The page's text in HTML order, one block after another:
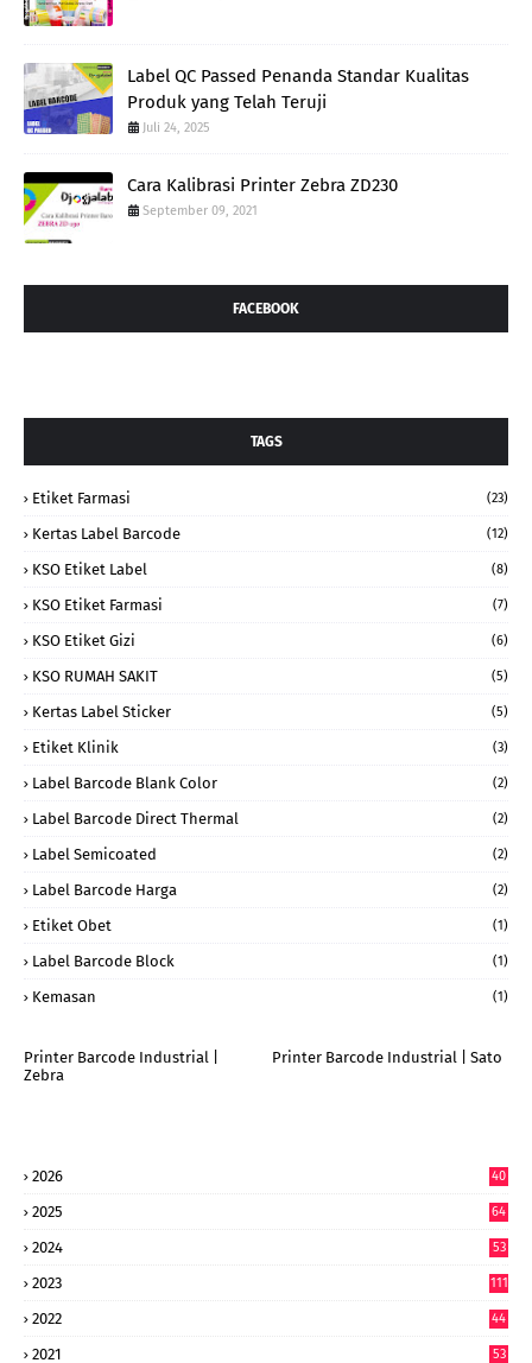
Label QC Passed Penanda Standar Kualitas
Produk yang Telah Teruji
Juli 24, 2025
Cara Kalibrasi Printer Zebra ZD230
September 09, 2021
FACEBOOK
TAGS
Etiket Farmasi (23)
Kertas Label Barcode (12)
KSO Etiket Label (8)
KSO Etiket Farmasi (7)
KSO Etiket Gizi (6)
KSO RUMAH SAKIT (5)
Kertas Label Sticker (5)
Etiket Klinik (3)
Label Barcode Blank Color (2)
Label Barcode Direct Thermal (2)
Label Semicoated (2)
Label Barcode Harga (2)
Etiket Obet (1)
Label Barcode Block (1)
Kemasan (1)
Printer Barcode Industrial |
Zebra
Printer Barcode Industrial | Sato
2026
40
2025
64
2024
53
2023 111
2022
44
2021 53